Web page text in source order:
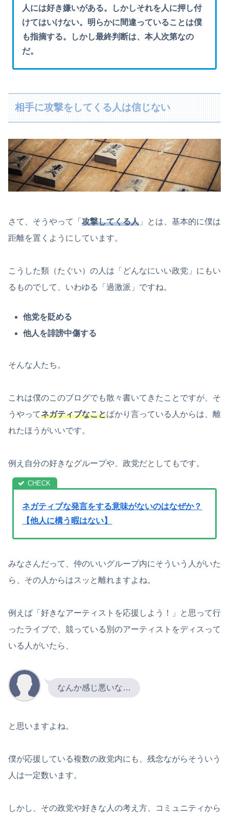
人には好き嫌いがある。しかしそれを人に押し付
けてはいけない。明らかに間違っていることは僕
も指摘する。しかし最終判断は、本人次第なの
だ。
相手に攻撃をしてくる人は信じない
さて、そうやって「 攻撃してくる人 」とは、基本的に僕は
距離を置くようにしています。
こうした類（たぐい）の人は「どんなにいい政党」にもい
るものでして、いわゆる「過激派」ですね。
他党を貶める
他人を誹謗中傷する
そんな人たち。
これは僕のこのブログでも散々書いてきたことですが、そ
うやってネガティブなことばかり言っている人からは、離
れたほうがいいです。
例え自分の好きなグループや、政党だとしてもです。
ネガティブな発言をする意味がないのはなぜか？
【他人に構う暇はない】
みなさんだって、仲のいいグループ内にそういう人がいた
ら、その人からはスッと離れますよね。
例えば「好きなアーティストを応援しよう！」と思って行
ったライブで、競っている別のアーティストをディスって
いる人がいたら、
なんか感じ悪いな…
と思いますよね。
僕が応援している複数の政党内にも、残念ながらそういう
人は一定数います。
しかし、その政党や好きな人の考え方、コミュニティから